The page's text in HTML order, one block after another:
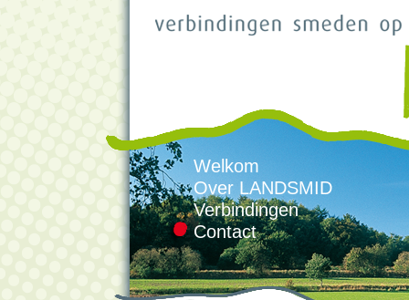
Welkom
Over LANDSMID
Verbindingen
Contact